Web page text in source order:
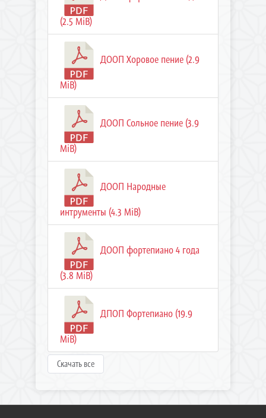
(2.5 MiB)
ДООП Хоровое пение (2.9
MiB)
ДООП Сольное пение (3.9
MiB)
ДООП Народные
интрументы (4.3 MiB)
ДООП фортепиано 4 года
(3.8 MiB)
ДПОП Фортепиано (19.9
MiB)
Скачать все